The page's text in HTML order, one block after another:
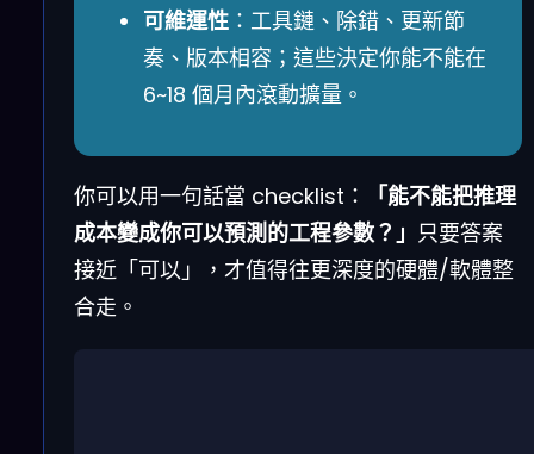
可維運性 ：工具鏈、除錯、更新節
奏、版本相容；這些決定你能不能在
6~18 個月內滾動擴量。
你可以用一句話當 checklist：
「能不能把推理
成本變成你可以預測的工程參數？」 只要答案
接近「可以」，才值得往更深度的硬體/軟體整
合走。